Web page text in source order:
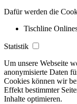
Dafür werden die
Tischline
Statistik
Um unsere Webseite
anonymisierte Daten
Cookies können wir
Effekt bestimmter
Inhalte optimieren.